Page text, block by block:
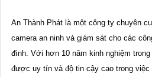
An Thành Phát là một công ty chuyên
camera an ninh và giám sát cho các
đình. Với hơn 10 năm kinh nghiệm
được uy tín và độ tin cậy cao trong việc